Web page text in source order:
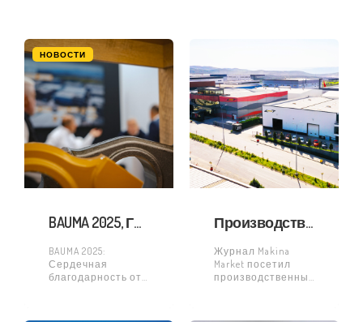
НОВОСТИ
BAUMA 2025, ГЕРМАНИЯ ПРОШЛА С УСПЕХОМ
BAUMA 2025:
Сердечная
благодарность от
Производственное предприятие UCASLAR было посещено журналом Makina Market | Новейшие технологии и инновационная продукция
Журнал Makina
Market посетил
производственные